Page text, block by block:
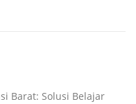
Barat: Solusi Belajar